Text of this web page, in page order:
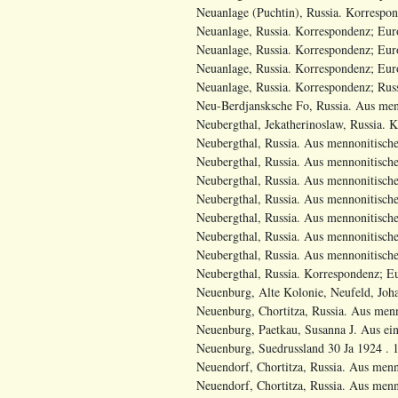
Neuanlage (Puchtin), Russia.
Neuanlage, Russia. Korrespondenz;
Neuanlage, Russia. Korrespondenz;
Neuanlage, Russia. Korrespondenz;
Neuanlage, Russia. Korrespondenz;
Neu-Berdjansksche Fo, Russia. Aus
Neubergthal, Jekatherinoslaw, Russia.
Neubergthal, Russia. Aus
Neubergthal, Russia. Aus
Neubergthal, Russia. Aus
Neubergthal, Russia. Aus
Neubergthal, Russia. Aus
Neubergthal, Russia. Aus
Neubergthal, Russia. Aus
Neubergthal, Russia. Korrespondenz;
Neuenburg, Alte Kolonie, Neufeld,
Neuenburg, Chortitza, Russia. Aus
Neuenburg, Paetkau, Susanna J. Aus
Neuenburg, Suedrussland 30 Ja 1924 .
Neuendorf, Chortitza, Russia. Aus
Neuendorf, Chortitza, Russia. Aus